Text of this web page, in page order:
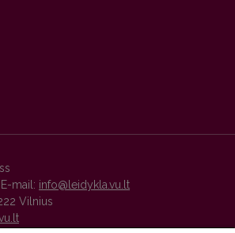
mail: info@leidykla.vu.lt
Vilnius